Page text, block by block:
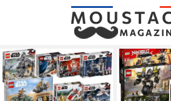
LATEST
STORIES